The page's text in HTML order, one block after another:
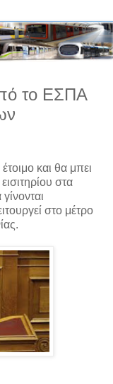
το ΕΣΠΑ
και θα μπει
στα
στο μέτρο